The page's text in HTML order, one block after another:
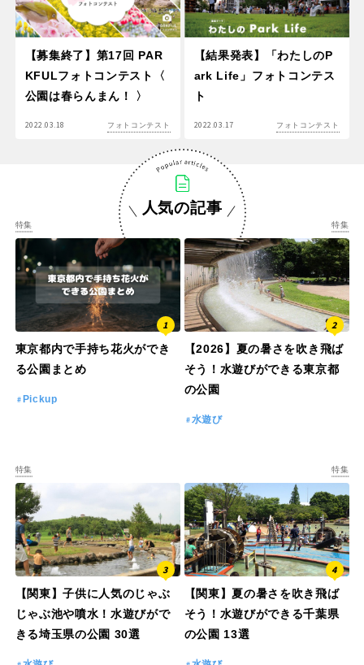
【募集終了】第17回 PAR
KFULフォトコンテスト〈
公園は春らんまん！ 〉
2022.03.18 フォトコンテスト
【結果発表】「わたしのP
ark Life」フォトコンテス
ト
2022.03.17 フォトコンテスト
人気の記事
特集
東京都内で手持ち花火ができ
る公園まとめ
Pickup
特集
【2026】夏の暑さを吹き飛ば
そう！水遊びができる東京都
の公園
水遊び
特集
【関東】子供に人気のじゃぶ
じゃぶ池や噴水！水遊びがで
きる埼玉県の公園 30選
特集
【関東】夏の暑さを吹き飛ば
そう！水遊びができる千葉県
の公園 13選